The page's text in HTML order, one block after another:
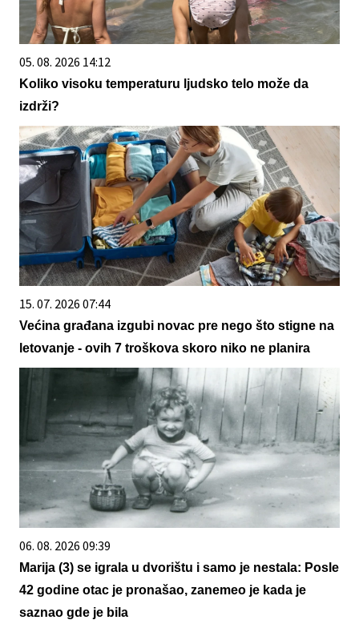
05. 08. 2026 14:12
Koliko visoku temperaturu ljudsko telo može da
izdrži?
15. 07. 2026 07:44
Većina građana izgubi novac pre nego što stigne na
letovanje - ovih 7 troškova skoro niko ne planira
06. 08. 2026 09:39
Marija (3) se igrala u dvorištu i samo je nestala: Posle
42 godine otac je pronašao, zanemeo je kada je
saznao gde je bila